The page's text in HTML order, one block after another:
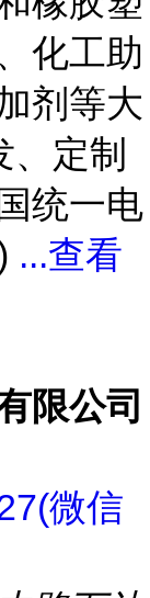
化工助
剂等大
、定制
统一电
...查看
限公司
微信